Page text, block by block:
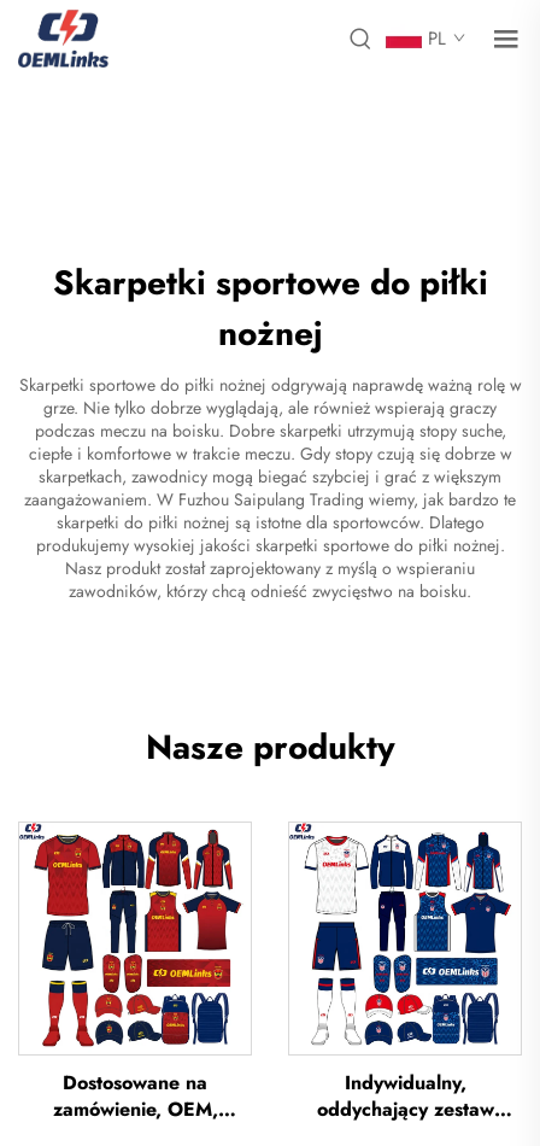
PL
Skarpetki sportowe do piłki
nożnej
Skarpetki sportowe do piłki nożnej odgrywają naprawdę ważną rolę w
grze. Nie tylko dobrze wyglądają, ale również wspierają graczy
podczas meczu na boisku. Dobre skarpetki utrzymują stopy suche,
ciepłe i komfortowe w trakcie meczu. Gdy stopy czują się dobrze w
skarpetkach, zawodnicy mogą biegać szybciej i grać z większym
zaangażowaniem. W Fuzhou Saipulang Trading wiemy, jak bardzo te
skarpetki do piłki nożnej są istotne dla sportowców. Dlatego
produkujemy wysokiej jakości skarpetki sportowe do piłki nożnej.
Nasz produkt został zaprojektowany z myślą o wspieraniu
zawodników, którzy chcą odnieść zwycięstwo na boisku.
Nasze produkty
Dostosowane na
zamówienie, OEM,
Indywidualny,
oddychający zestaw